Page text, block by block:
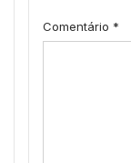
Comentário *